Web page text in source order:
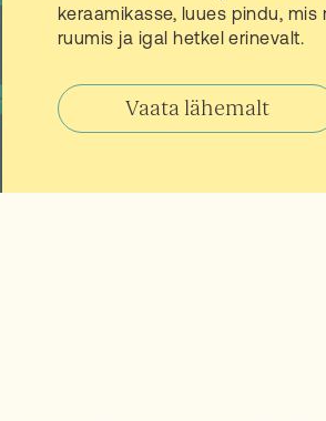
keraamikasse, luues pindu, mis
ruumis ja igal hetkel erinevalt.
Vaata lähemalt